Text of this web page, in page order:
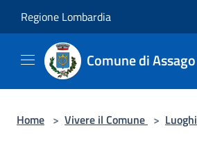
Regione Lombardia
Comune di Assago
Home > Vivere il Comune > Luoghi